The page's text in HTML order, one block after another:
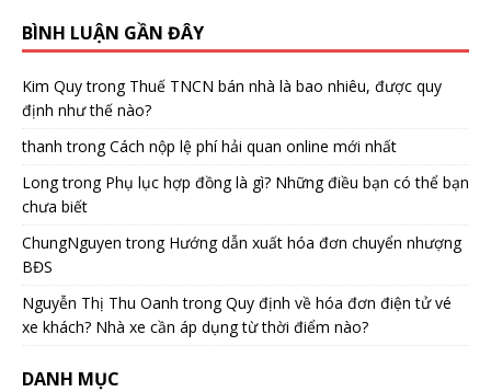
BÌNH LUẬN GẦN ĐÂY
Kim Quytrong Thuế TNCN bán nhà là bao nhiêu, được quy
định như thế nào?
thanh trongCách nộp lệ phí hải quan online mới nhất
Longtrong Phụ lục hợp đồng là gì? Những điều bạn có thể bạn
chưa biết
ChungNguyen trong Hướng dẫn xuất hóa đơn chuyển nhượng
BĐS
Nguyễn Thị Thu Oanh trongQuy định về hóa đơn điện tử vé
xe khách? Nhà xe cần áp dụng từ thời điểm nào?
DANH MỤC